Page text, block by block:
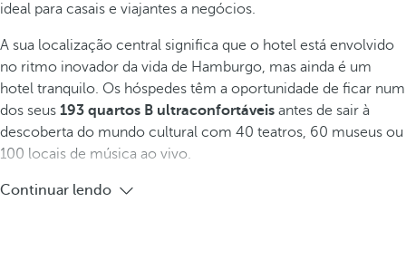
ideal para casais e viajantes a negócios.
A sua localização central significa que o hotel está envolvido
no ritmo inovador da vida de Hamburgo, mas ainda é um
hotel tranquilo. Os hóspedes têm a oportunidade de ficar num
dos seus 193 quartos B ultraconfortáveis antes de sair à
descoberta do mundo cultural com 40 teatros, 60 museus ou
100 locais de música ao vivo.
Continuar lendo